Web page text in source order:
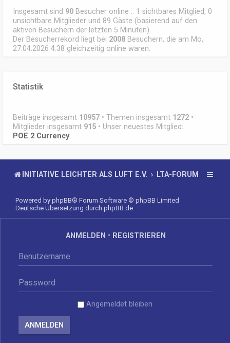
Insgesamt sind 90 Besucher online :: 1 sichtbares Mitglied, 0
unsichtbare Mitglieder und 89 Gäste (basierend auf den
aktiven Besuchern der letzten 5 Minuten)
Der Besucherrekord liegt bei 2008 Besuchern, die am Mo,
27.04.2026 4:38 gleichzeitig online waren.
Statistik
Beiträge insgesamt 10957 • Themen insgesamt 1272 •
Mitglieder insgesamt 915 • Unser neuestes Mitglied:
POE 2 Currency
INITIATIVE LEICHTER ALS LUFT E.V. LTA-FORUM
Powered by phpBB® Forum Software © phpBB Limited
Deutsche Übersetzung durch phpBB.de
ANMELDEN • REGISTRIEREN
Angemeldet bleiben